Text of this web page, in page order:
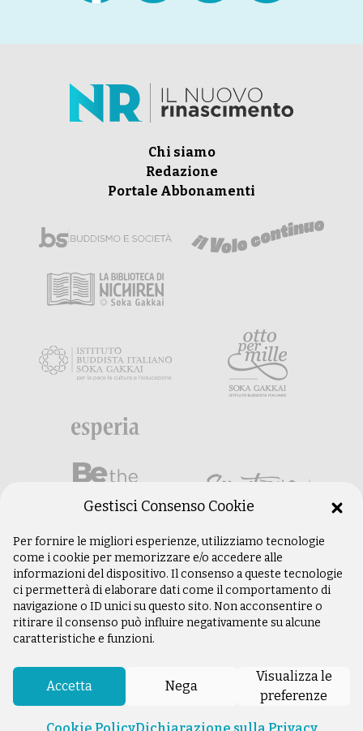
Chi siamo
Redazione
Portale Abbonamenti
©Copyright 2003 –
Italiano Soka Gakkai. Tutti i diritti riservati |
P.IVA: 04935120487 | Sede Legale: Firenze |
Privacy Policy
Gestisci Consenso Cookie
Per fornire le migliori esperienze, utilizziamo tecnologie
come i cookie per memorizzare e/o accedere alle
informazioni del dispositivo. Il consenso a queste tecnologie
ci permetterà di elaborare dati come il comportamento di
navigazione o ID unici su questo sito. Non acconsentire o
ritirare il consenso può influire negativamente su alcune
caratteristiche e funzioni.
Accetta Nega
Visualizza le
preferenze